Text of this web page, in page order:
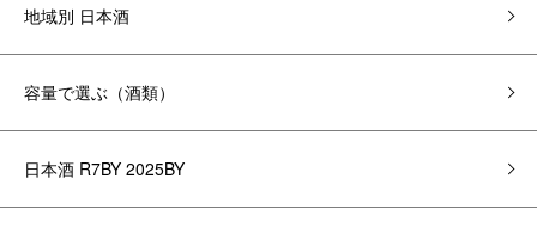
地域別 日本酒
容量で選ぶ（酒類）
日本酒 R7BY 2025BY